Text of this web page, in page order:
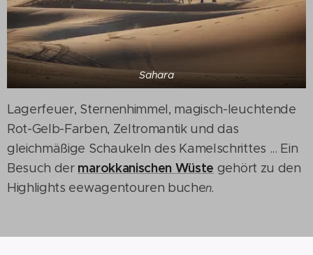
Sahara
Lagerfeuer, Sternenhimmel, magisch-leuchtende
Rot-Gelb-Farben, Zeltromantik und das
gleichmäßige Schaukeln des Kamelschrittes ... Ein
Besuch der marokkanischen Wüste gehört zu den
Highlights eewagentouren buchen.